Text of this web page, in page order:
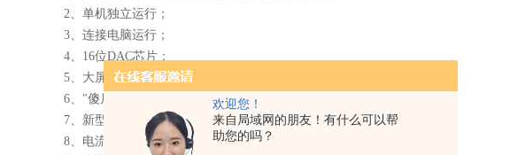
欢迎您！
来自局域网的朋友！有什么可以帮
助您的吗？
2、单机独立运行；
3、连接电脑运行；
4、16位DAC芯片；
5、大屏幕LCD显示库；
6、"傻瓜式"操作；
7、新型高保真功放；
8、电流、电压直接输出；